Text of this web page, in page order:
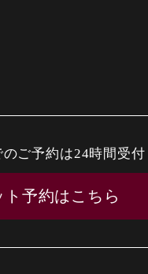
のご予約は24時間受付
ト予約はこちら